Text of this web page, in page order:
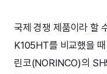
국제 경쟁 제품이라 할
K105HT를 비교했을
린코(NORINCO)의